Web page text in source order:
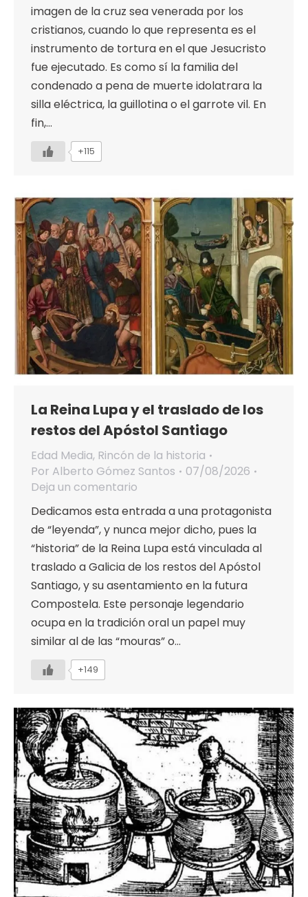
imagen de la cruz sea venerada por los
cristianos, cuando lo que representa es el
instrumento de tortura en el que Jesucristo
fue ejecutado. Es como sí la familia del
condenado a pena de muerte idolatrara la
silla eléctrica, la guillotina o el garrote vil. En
fin,…
+115
La Reina Lupa y el traslado de los
restos del Apóstol Santiago
Edad Media, Rincón de la historia
Por Alberto Gómez Santos
07/08/2026
Deja un comentario
Dedicamos esta entrada a una protagonista
de “leyenda”, y nunca mejor dicho, pues la
“historia” de la Reina Lupa está vinculada al
traslado a Galicia de los restos del Apóstol
Santiago, y su asentamiento en la futura
Compostela. Este personaje legendario
ocupa en la tradición oral un papel muy
similar al de las “mouras” o…
+149